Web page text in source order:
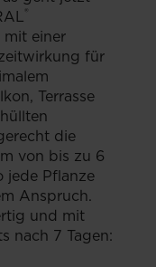
®
einer
für
Terrasse
die
von bis zu 6
jede Pflanze
Anspruch.
und mit
nach 7 Tagen: